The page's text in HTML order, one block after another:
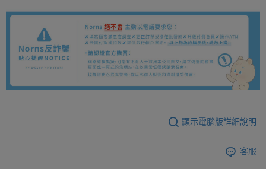
顯示電腦版詳細說明
客服